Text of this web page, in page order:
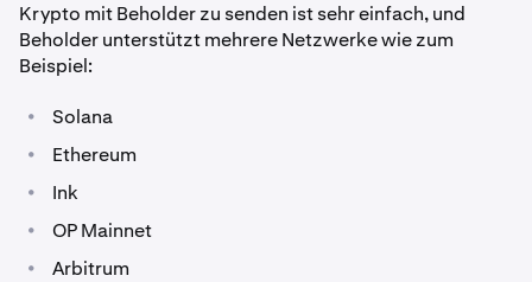
Krypto mit Beholder zu senden ist sehr einfach, und
Beholder unterstützt mehrere Netzwerke wie zum
Beispiel:
• Solana
• Ethereum
• Ink
• OP Mainnet
• Arbitrum